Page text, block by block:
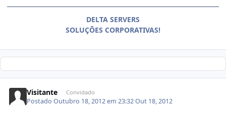
DELTA SERVERS
SOLUÇÕES CORPORATIVAS!
Visitante Convidado
PostadoOutubro 18, 2012 em 23:32Out 18, 2012